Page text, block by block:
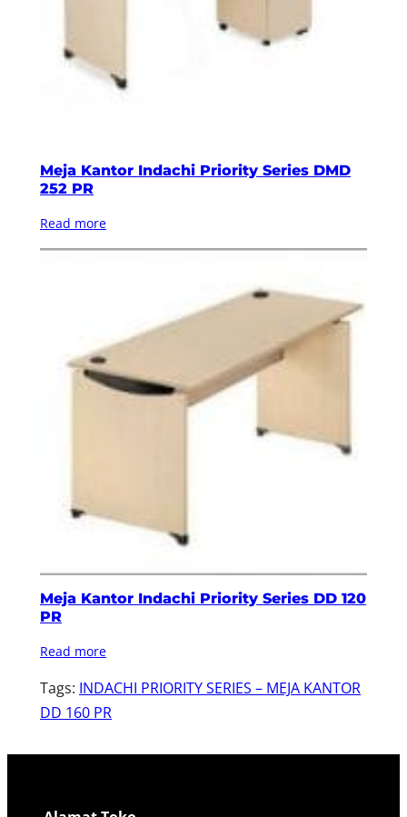
Meja Kantor Indachi Priority Series DMD
252 PR
Read more
Meja Kantor Indachi Priority Series DD 120
PR
Read more
Tags: INDACHI PRIORITY SERIES – MEJA KANTOR
DD 160 PR